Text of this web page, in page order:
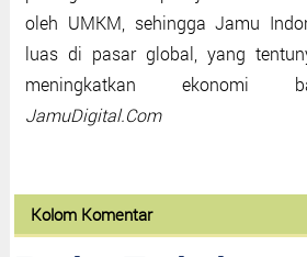
oleh UMKM, sehingga Jamu
luas di pasar global, yang
meningkatkan ekonomi
JamuDigital.Com
Kolom Komentar